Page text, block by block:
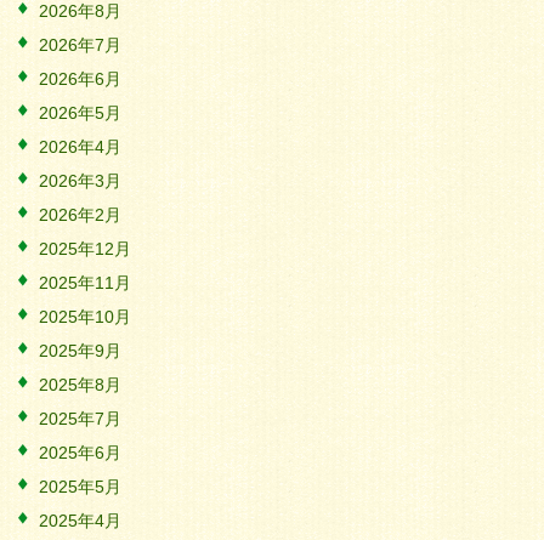
2026年8月
2026年7月
2026年6月
2026年5月
2026年4月
2026年3月
2026年2月
2025年12月
2025年11月
2025年10月
2025年9月
2025年8月
2025年7月
2025年6月
2025年5月
2025年4月